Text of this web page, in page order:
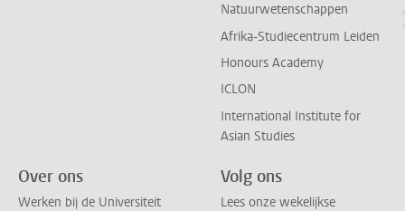
Natuurwetenschappen
Afrika-Studiecentrum Leiden
Honours Academy
ICLON
International Institute for
Asian Studies
Over ons
Werken bij de Universiteit
Volg ons
Lees onze wekelijkse